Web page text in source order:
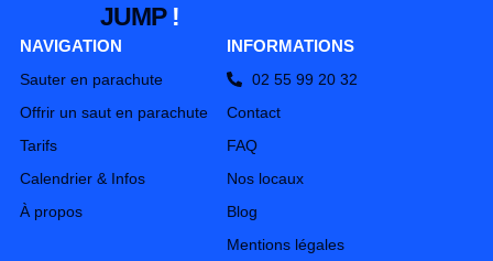
JUMP!
NAVIGATION
Sauter en parachute
Offrir un saut en parachute
Tarifs
Calendrier & Infos
À propos
INFORMATIONS
02 55 99 20 32
Contact
FAQ
Nos locaux
Blog
Mentions légales